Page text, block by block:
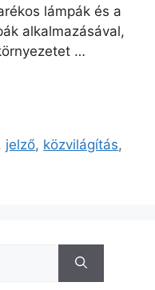
lámpák és a
alkalmazásával,
…
, jelző, közvilágítás,